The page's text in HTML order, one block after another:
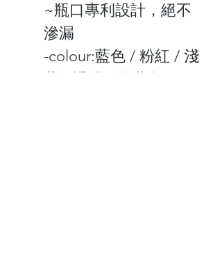
~瓶口專利設計，絕不
滲漏
-colour:藍色 / 粉紅 / 淺